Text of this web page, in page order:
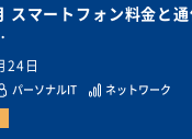
スマートフォン料金と
24日
パーソナルIT
ネットワーク